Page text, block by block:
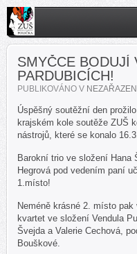
SMYČCE BODUJÍ
PARDUBICÍCH!
PUBLIKOVÁNO V
Úspěšný soutěžní den
krajském kole soutěže ZUŠ
nástrojů, které se konalo
Barokní trio ve složení Hana
Hegrová pod vedením paní
1.místo!
Neméně krásné 2. místo
kvartet ve složení Vendula
Švejda a Valerie Cechová,
Bouškové.